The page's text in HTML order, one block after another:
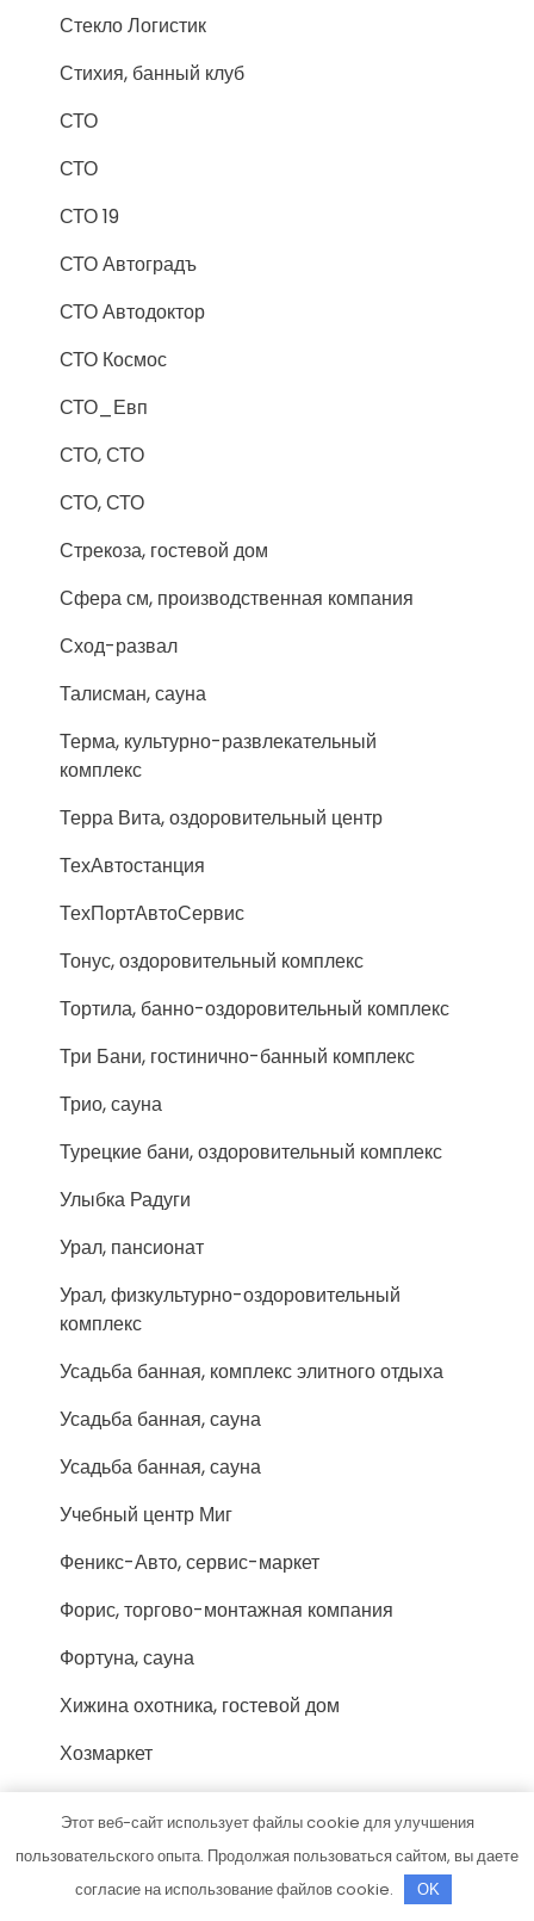
Стекло Логистик
Стихия, банный клуб
СТО
СТО
СТО 19
СТО Автоградъ
СТО Автодоктор
СТО Космос
СТО_Евп
СТО, СТО
СТО, СТО
Стрекоза, гостевой дом
Сфера см, производственная компания
Сход-развал
Талисман, сауна
Терма, культурно-развлекательный
комплекс
Терра Вита, оздоровительный центр
ТехАвтостанция
ТехПортАвтоСервис
Тонус, оздоровительный комплекс
Тортила, банно-оздоровительный комплекс
Три Бани, гостинично-банный комплекс
Трио, сауна
Турецкие бани, оздоровительный комплекс
Улыбка Радуги
Урал, пансионат
Урал, физкультурно-оздоровительный
комплекс
Усадьба банная, комплекс элитного отдыха
Усадьба банная, сауна
Усадьба банная, сауна
Учебный центр Миг
Феникс-Авто, сервис-маркет
Форис, торгово-монтажная компания
Фортуна, сауна
Хижина охотника, гостевой дом
Хозмаркет
Хоттабыч, сауна
Цезарь, сауна
Центр переоборудования автомобилей на
Этот веб-сайт использует файлы cookie для улучшения
пользовательского опыта. Продолжая пользоваться сайтом, вы даете
согласие на использование файлов cookie.
OK